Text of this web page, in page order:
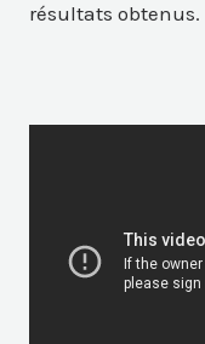
résultats obtenus.